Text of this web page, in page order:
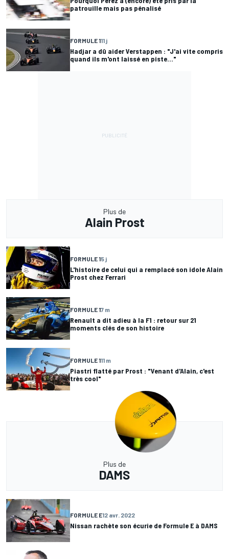
patrouille mais pas pénalisé
FORMULE 111 j
Hadjar a dû aider Verstappen : "J'ai vite compris
quand ils m'ont laissé en piste..."
Plus de
Alain Prost
FORMULE 15 j
L'histoire de celui qui a remplacé son idole Alain
Prost chez Ferrari
FORMULE 17 m
Renault a dit adieu à la F1 : retour sur 21
moments clés de son histoire
FORMULE 111 m
Piastri flatté par Prost : "Venant d'Alain, c'est
très cool"
Plus de
DAMS
FORMULE E12 avr. 2022
Nissan rachète son écurie de Formule E à DAMS